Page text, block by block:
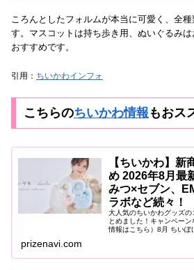
ころんとしたフォルムが本当に可愛く、全
す。マスコットは持ち歩き用、ぬいぐるみ
おすすめです。
引用： ちいかわインフォ
こちらのちいかわ情報 もおス
【ちいかわ】新
め 2026年8月最
みつ×セブン、
ラボなど続々！
大人気のちいかわグッズ
とめました！キャンペー
情報はこちら）8月 ちいぽ
prizenavi.com